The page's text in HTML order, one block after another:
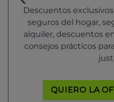
Descuentos
seguros del hogar,
alquiler, descuentos
consejos prácticos
QUIERO LA